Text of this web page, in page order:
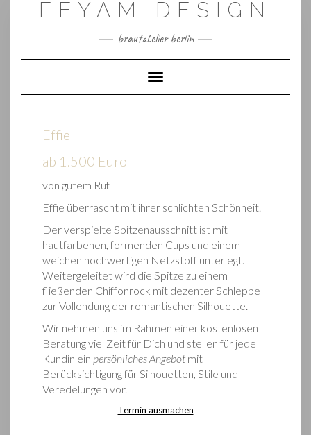
FEYAM DESIGN
brautatelier berlin
Toggle Navigation
Effie
ab 1.500 Euro
von gutem Ruf
Effie überrascht mit ihrer schlichten Schönheit.
Der verspielte Spitzenausschnitt ist mit
hautfarbenen, formenden Cups und einem
weichen hochwertigen Netzstoff unterlegt.
Weitergeleitet wird die Spitze zu einem
fließenden Chiffonrock mit dezenter Schleppe
zur Vollendung der romantischen Silhouette.
Wir nehmen uns im Rahmen einer kostenlosen
Beratung viel Zeit für Dich und stellen für jede
Kundin ein persönliches Angebot mit
Berücksichtigung für Silhouetten, Stile und
Veredelungen vor.
Termin ausmachen